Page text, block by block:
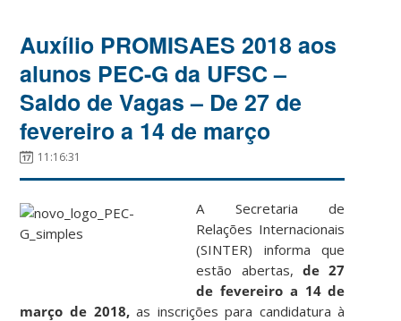
Auxílio PROMISAES 2018 aos
alunos PEC-G da UFSC –
Saldo de Vagas – De 27 de
fevereiro a 14 de março
11:16:31
A Secretaria de
Relações Internacionais
(SINTER) informa que
estão abertas, de 27
de fevereiro a 14 de
março de 2018,as inscrições para candidatura à